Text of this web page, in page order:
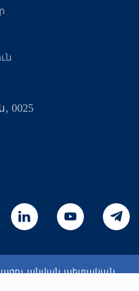
0025
անվան պետական